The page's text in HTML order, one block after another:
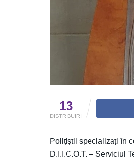
13
DISTRIBUIRI
Polițiștii specializați în
D.I.I.C.O.T. – Serviciul